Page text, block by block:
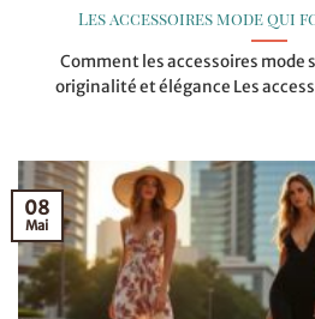
Les accessoires mode
Comment les accessoires mode
originalité et élégance Les
08
Mai